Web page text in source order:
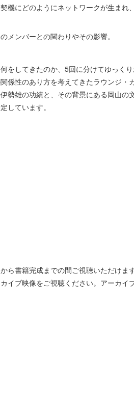
機にどのようにネットワークが生まれ
メンバーとの関わりやその影響。
をしてきたのか、5回に分けてゆっく
係性のあり方を考えてきたラウンジ・
勢雄の功績と、その背景にある岡山の
しています。
ら書籍完成までの間ご視聴いただけま
イブ映像をご視聴ください。アーカイ